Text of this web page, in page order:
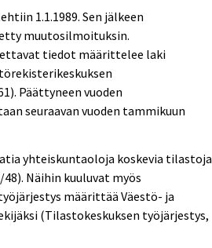
1.1.1989. Sen jälkeen
muutosilmoituksin.
tiedot määrittelee laki
Päättyneen vuoden
seuraavan vuoden tammikuun
yhteiskuntaoloja koskevia tilastoja
Näihin kuuluvat myös
määrittää Väestö- ja
(Tilastokeskuksen työjärjestys,